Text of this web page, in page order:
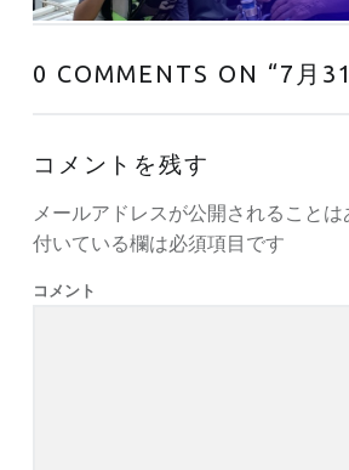
0 COMMENTS ON “7月
コメントを残す
メールアドレスが公開されることは
付いている欄は必須項目です
コメント